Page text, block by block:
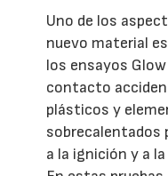
Uno de los
nuevo material
los ensayos
contacto
plásticos y
sobrecalentados
a la ignición y a